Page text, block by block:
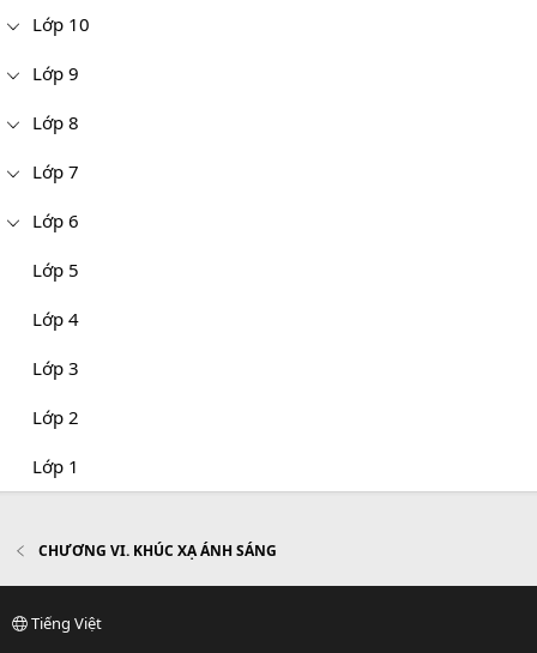
Lớp 10
Lớp 9
Lớp 8
Lớp 7
Lớp 6
Lớp 5
Lớp 4
Lớp 3
Lớp 2
Lớp 1
CHƯƠNG VI. KHÚC XẠ ÁNH SÁNG
Tiếng Việt